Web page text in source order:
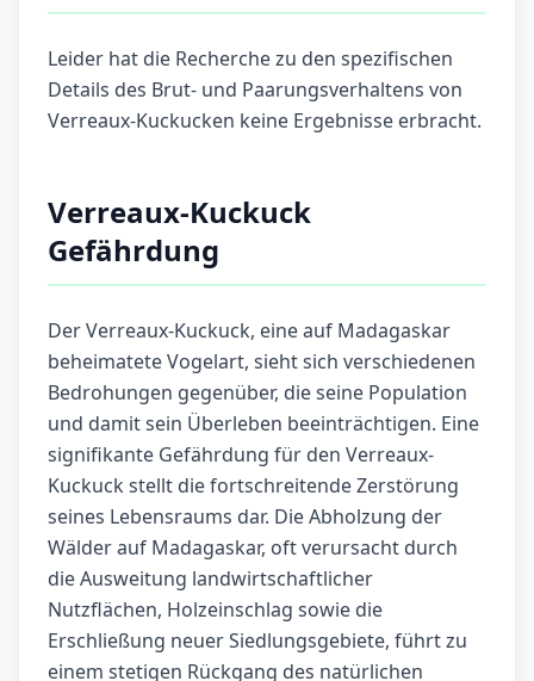
Leider hat die Recherche zu den spezifischen
Details des Brut- und Paarungsverhaltens von
Verreaux-Kuckucken keine Ergebnisse erbracht.
Verreaux-Kuckuck
Gefährdung
Der Verreaux-Kuckuck, eine auf Madagaskar
beheimatete Vogelart, sieht sich verschiedenen
Bedrohungen gegenüber, die seine Population
und damit sein Überleben beeinträchtigen. Eine
signifikante Gefährdung für den Verreaux-
Kuckuck stellt die fortschreitende Zerstörung
seines Lebensraums dar. Die Abholzung der
Wälder auf Madagaskar, oft verursacht durch
die Ausweitung landwirtschaftlicher
Nutzflächen, Holzeinschlag sowie die
Erschließung neuer Siedlungsgebiete, führt zu
einem stetigen Rückgang des natürlichen